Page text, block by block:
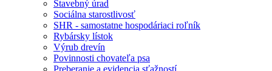
Stavebný úrad
Sociálna starostlivosť
SHR - samostatne hospodáriaci roľník
Rybársky lístok
Výrub drevín
Povinnosti chovateľa psa
Preberanie a evidencia sťažností